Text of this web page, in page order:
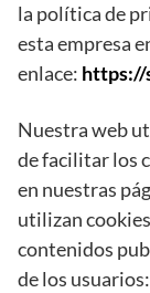
la política de
esta empresa
enlace: https://
Nuestra web
de facilitar los
en nuestras
utilizan
contenidos
de los usuarios: